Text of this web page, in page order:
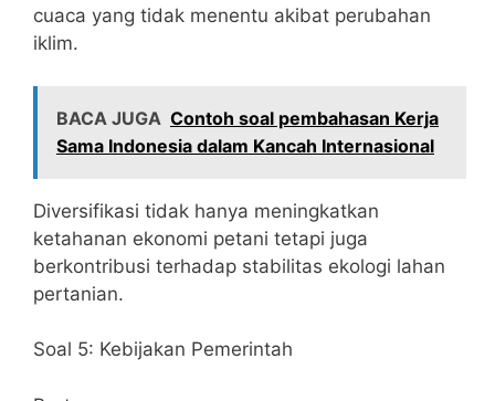
cuaca yang tidak menentu akibat perubahan
iklim.
BACA JUGA Contoh soal pembahasan Kerja
Sama Indonesia dalam Kancah Internasional
Diversifikasi tidak hanya meningkatkan
ketahanan ekonomi petani tetapi juga
berkontribusi terhadap stabilitas ekologi lahan
pertanian.
Soal 5: Kebijakan Pemerintah